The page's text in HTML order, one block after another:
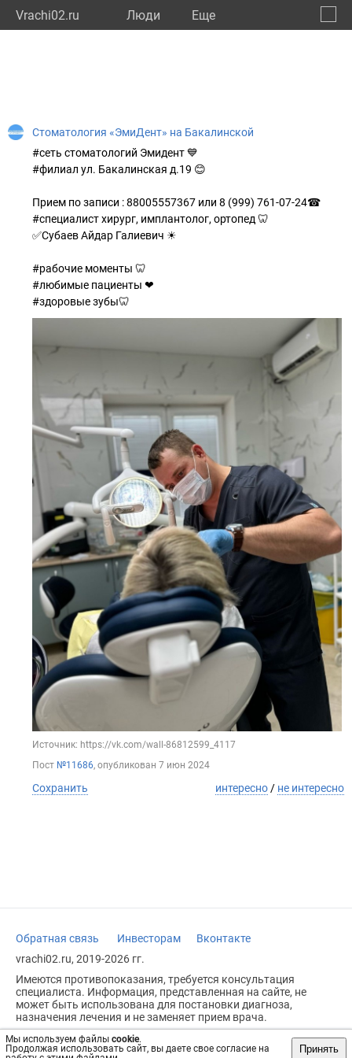
Vrachi02.ru Люди Eще
Мы используем файлы cookie.
Продолжая использовать сайт, вы даете свое согласие на
Принять
Стоматология «ЭмиДент» на Бакалинской
#сеть стоматологий Эмидент 💙
#филиал ул. Бакалинская д.19 😊
Прием по записи : 88005557367 или 8 (999) 761-07-24☎
#специалист хирург, имплантолог, ортопед 🦷
✅Субаев Айдар Галиевич ☀
#рабочие моменты 🦷
#любимые пациенты ❤
#здоровые зубы🦷
Источник: https://vk.com/wall-86812599_4117
Пост №11686, опубликован 7 июн 2024
Сохранить интересно/ не интересно
Обратная связь Инвесторам
Вконтакте
vrachi02.ru, 2019-2026 гг.
Имеются противопоказания, требуется консультация
специалиста. Информация, представленная на сайте, не
может быть использована для постановки диагноза,
назначения лечения и не заменяет прием врача.
Возрастное ограничение: 18+